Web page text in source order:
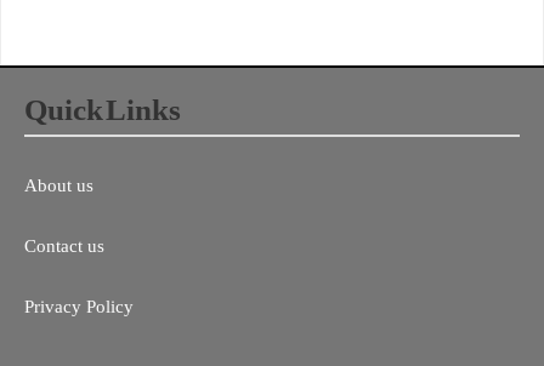
Quick Links
About us
Contact us
Privacy Policy